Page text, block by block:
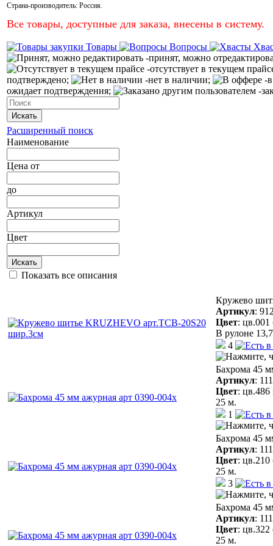
Страна-производитель: Россия.
Все товары, доступные для заказа, внесены в систему.
Товары Вопросы
-принят, можно
-отсутствует в текущем
подтверждено;
-нет в наличии;
-
ожидает подтверждения;
-
Искать
Расширенный поиск
Наименование
Цена от
до
Артикул
Цвет
Искать
Показать все описания
Кружево
Артикул:
Цвет: цв.001
В рулоне
4
Бахрома 45
Артикул:
Цвет: цв.486
25 м.
1
Бахрома 45
Артикул:
Цвет: цв.210
25 м.
3
Бахрома 45
Артикул:
Цвет: цв.322
25 м.